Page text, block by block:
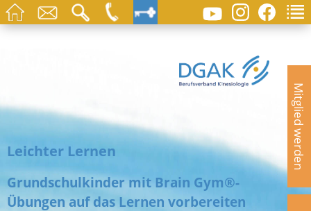
Mitglied werden
Leichter Lernen
Grundschulkinder mit Brain Gym®-
Übungen auf das Lernen vorbereiten